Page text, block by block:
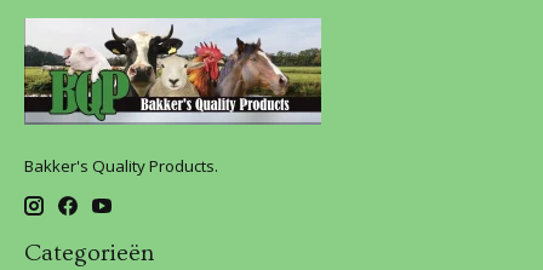
Bakker's Quality Products.
Categorieën